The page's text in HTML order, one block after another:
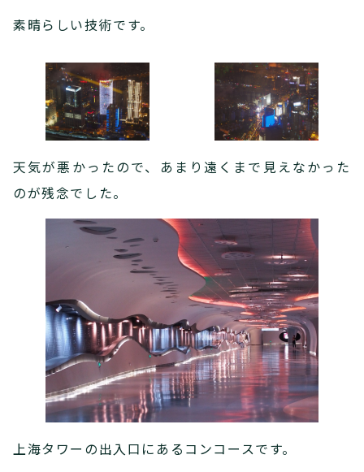
素晴らしい技術です。
天気が悪かったので、あまり遠くまで見えなかった
のが残念でした。
上海タワーの出入口にあるコンコースです。